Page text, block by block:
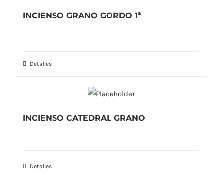
INCIENSO GRANO GORDO 1ª
Detalles
INCIENSO CATEDRAL GRANO
Detalles